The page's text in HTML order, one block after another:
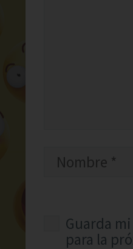
Guarda
para la